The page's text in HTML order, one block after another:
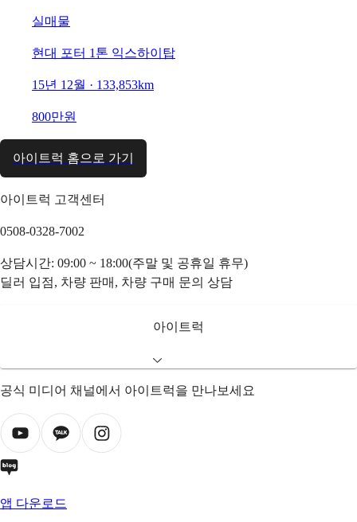
실매물
현대 포터 1톤 익스하이탑
15년 12월 · 133,853km
800만원
아이트럭 홈으로 가기
아이트럭 고객센터
0508-0328-7002
상담시간: 09:00 ~ 18:00(주말 및 공휴일 휴무)
딜러 입점, 차량 판매, 차량 구매 문의 상담
아이트럭
공식 미디어 채널에서 아이트럭을 만나보세요
앱 다운로드